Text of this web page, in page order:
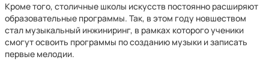
Кроме того, столичные школы искусств постоянно расширяют
образовательные программы. Так, в этом году новшеством
стал музыкальный инжиниринг, в рамках которого ученики
смогут освоить программы по созданию музыки и записать
первые мелодии.